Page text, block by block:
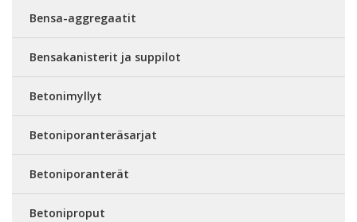
Bensa-aggregaatit
Bensakanisterit ja suppilot
Betonimyllyt
Betoniporanteräsarjat
Betoniporanterät
Betoniproput